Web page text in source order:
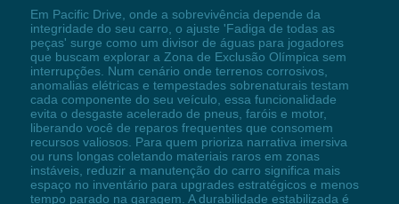
Em Pacific Drive, onde a sobrevivência depende da
integridade do seu carro, o ajuste 'Fadiga de todas as
peças' surge como um divisor de águas para jogadores
que buscam explorar a Zona de Exclusão Olímpica sem
interrupções. Num cenário onde terrenos corrosivos,
anomalias elétricas e tempestades sobrenaturais testam
cada componente do seu veículo, essa funcionalidade
evita o desgaste acelerado de pneus, faróis e motor,
liberando você de reparos frequentes que consomem
recursos valiosos. Para quem prioriza narrativa imersiva
ou runs longas coletando materiais raros em zonas
instáveis, reduzir a manutenção do carro significa mais
espaço no inventário para upgrades estratégicos e menos
tempo parado na garagem. A durabilidade estabilizada é